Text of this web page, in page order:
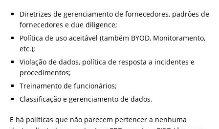
Diretrizes de gerenciamento de fornecedores, padrões de
fornecedores e due diligence;
Política de uso aceitável (também BYOD, Monitoramento,
etc.);
Violação de dados, política de resposta a incidentes e
procedimentos;
Treinamento de funcionários;
Classificação e gerenciamento de dados.
E há políticas que não parecem pertencer a nenhuma